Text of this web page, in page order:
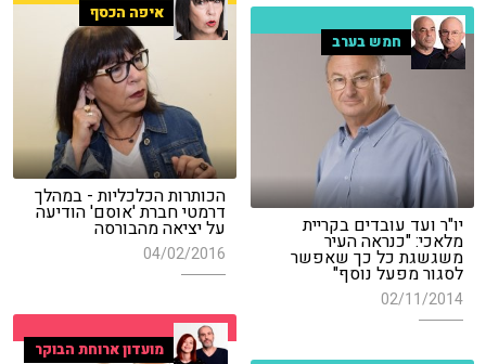
איפה הכסף
הכותרות הכלכליות - במהלך
דרמטי חברת 'אוסם' הודיעה
על יציאה מהבורסה
04/02/2016
חמש בערב
יו"ר ועד עובדים בקריית
מלאכי: "כנראה העיר
משגשגת כל כך שאפשר
לסגור מפעל נוסף"
02/11/2014
מועדון ארוחת הבוקר